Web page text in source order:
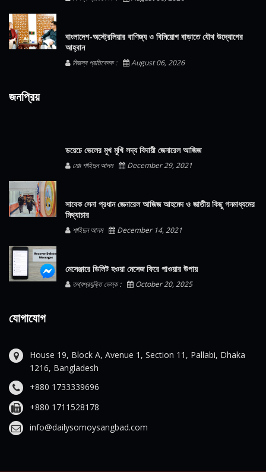
বাংলাদেশ-অস্ট্রেলিয়ার বাণিজ্য ও বিনিয়োগ বাড়াতে যৌথ উদ্যোগের
আহ্বান
নিজস্ব প্রতিবেদক : August 06, 2026
জনপ্রিয়
ডয়েচে ভেলের মুখ মুখি সদ্য বিদায়ী জেনারেল আজিজ
মোঃ শাহিদুন আলম December 29, 2021
সাবেক সেনা প্রধান জেনারেল আজিজ আহমেদ ও জাতীয় কিছু গনমাধ্যমের
মিথ্যাচার
শাহিদুন আলম December 14, 2021
মেসেঞ্জারে ডিলিট হওয়া মেসেজ ফিরে পাওয়ার উপায়
তথ্যপ্রযুক্তি ডেস্ক : October 20, 2025
যোগাযোগ
House 19, Block A, Avenue 1, Section 11, Pallabi, Dhaka
1216, Bangladesh
+880 1733339696
+880 1711528178
info@dailysomoysangbad.com